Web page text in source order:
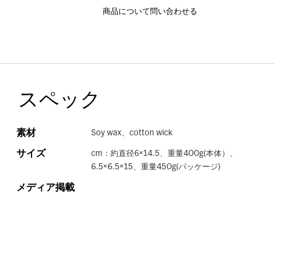
商品について問い合わせる
スペック
素材 Soy wax、cotton wick
サイズ
cm：約直径6×14.5、重量400g(本体）、
6.5×6.5×15、重量450g(パッケージ)
メディア掲載